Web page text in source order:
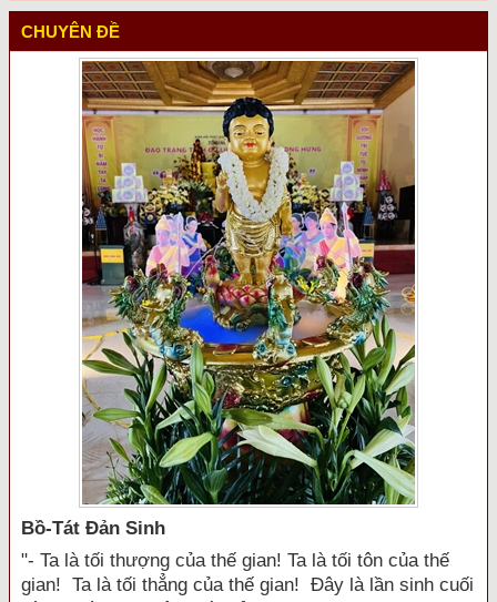
CHUYÊN ĐỀ
Bồ-Tát Đản Sinh
"- Ta là tối thượng của thế gian! Ta là tối tôn của thế
gian! Ta là tối thẳng của thế gian! Đây là lần sinh cuối